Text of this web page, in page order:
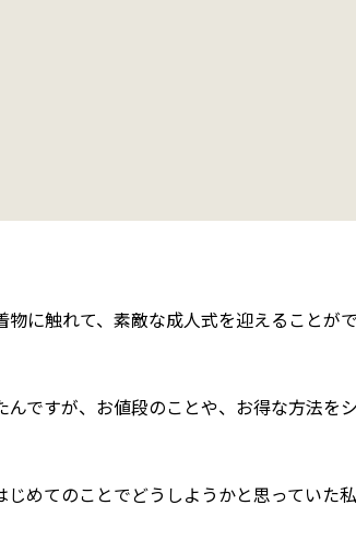
に触れて、素敵な成人式を迎えることがで
ですが、お値段のことや、お得な方法を
じめてのことでどうしようかと思っていた